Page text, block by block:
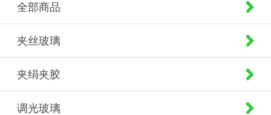
全部商品
夹丝玻璃
夹绢夹胶
调光玻璃